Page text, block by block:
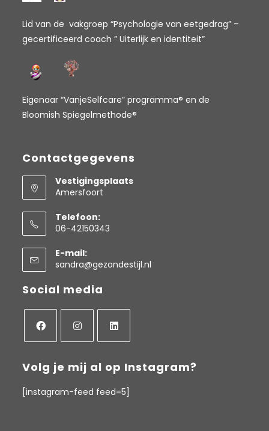
Lid van de vakgroep “Psychologie van eetgedrag” –
gecertificeerd coach ” Uiterlijk en identiteit”
Eigenaar “VanjeSelfcare” programma® en de
Bloomish Spiegelmethode®
Contactgegevens
Vestigingsplaats
Amersfoort
Telefoon:
06-42150343
in
je
toepassing
E-mail:
sandra@gezondestijl.nl
Social media
in
nieuwe
in
nieuwe
in
nieuwe
Volg je mij al op Instagram?
[instagram-feed feed=5]